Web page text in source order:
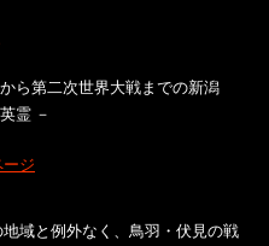
ら第二次世界大戦までの新潟
霊 －
ジ
域と例外なく、鳥羽・伏見の戦